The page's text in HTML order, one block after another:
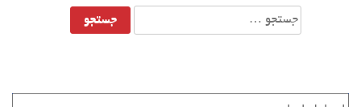
جستجو
برای: